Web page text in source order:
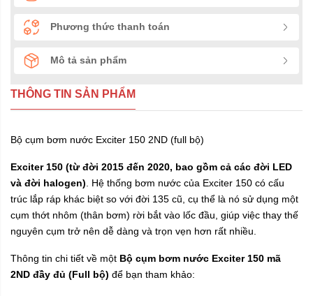
Phương thức thanh toán
Mô tả sản phẩm
THÔNG TIN SẢN PHẨM
Bộ cụm bơm nước Exciter 150 2ND (full bộ)
Exciter 150 (từ đời 2015 đến 2020, bao gồm cả các đời LED
và đời halogen) . Hệ thống bơm nước của Exciter 150 có cấu
trúc lắp ráp khác biệt so với đời 135 cũ, cụ thể là nó sử dụng một
cụm thớt nhôm (thân bơm) rời bắt vào lốc đầu, giúp việc thay thế
nguyên cụm trở nên dễ dàng và trọn vẹn hơn rất nhiều.
Thông tin chi tiết về một Bộ cụm bơm nước Exciter 150 mã
2ND đầy đủ (Full bộ) để bạn tham khảo: